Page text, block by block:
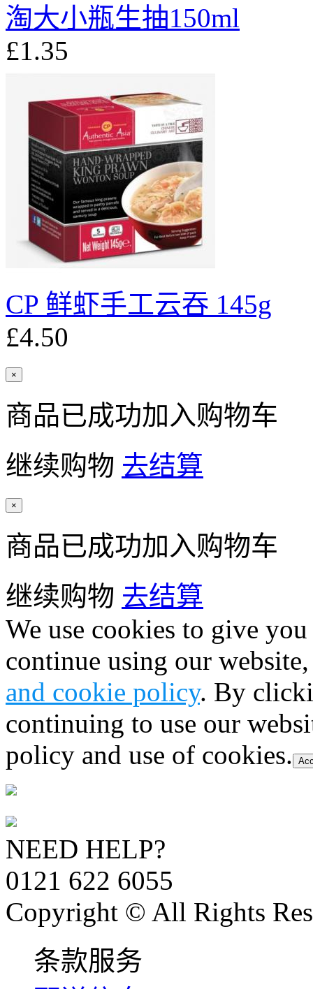
淘大小瓶生抽150ml
£1.35
CP 鲜虾手工云吞 145g
£4.50
×
商品已成功加入购物车
继续购物 去结算
×
商品已成功加入购物车
继续购物 去结算
We use cookies to give
continue using our
and cookie policy. By
continuing to use our
policy and use of cookies.
NEED HELP?
0121 622 6055
Copyright © All Rights
条款服务